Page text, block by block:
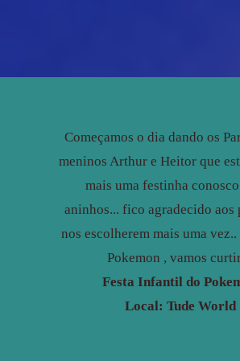
Começamos o dia dando os
meninos Arthur e Heitor que
mais uma festinha
aninhos... fico agradecido aos
nos escolherem mais uma vez..
Pokemon , vamos
Festa Infantil do
Local: Tude World